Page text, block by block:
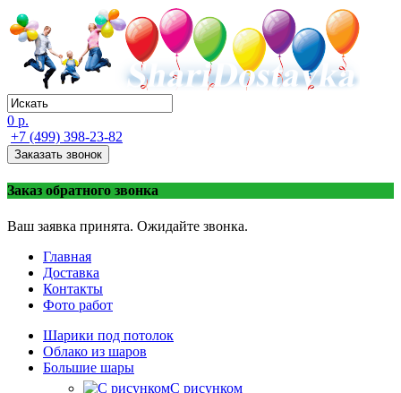
0 р.
+7 (499) 398-23-82
Заказать звонок
Заказ обратного звонка
Ваш заявка принята. Ожидайте звонка.
Главная
Доставка
Контакты
Фото работ
Шарики под потолок
Облако из шаров
Большие шары
C рисунком